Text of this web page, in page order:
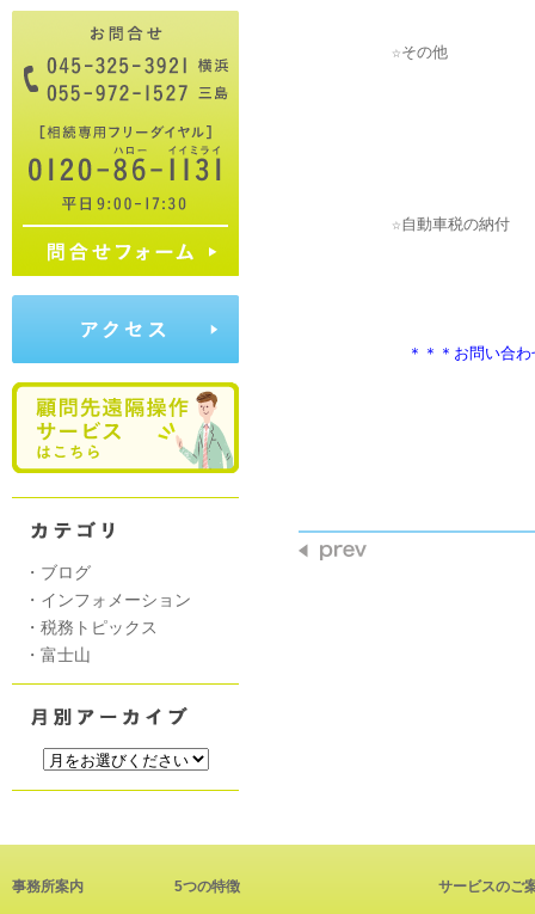
・ ブログ
・ インフォメーション
・ 税務トピックス
・ 富士山
＊＊＊お問い合わせは　
事務所案内 5つの特徴 サービスのご